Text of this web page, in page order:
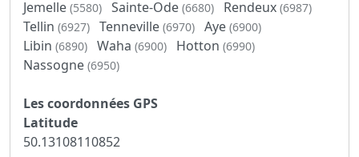
Jemelle (5580) Sainte-Ode (6680) Rendeux (6987)
Tellin (6927) Tenneville (6970) Aye (6900)
Libin (6890) Waha (6900) Hotton (6990)
Nassogne (6950)
Les coordonnées GPS
Latitude
50.13108110852